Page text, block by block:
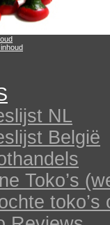
NL
België
Toko’s
toko’s